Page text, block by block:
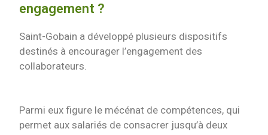
engagement ?
Saint-Gobain a développé plusieurs dispositifs
destinés à encourager l’engagement des
collaborateurs.
Parmi eux figure le mécénat de compétences, qui
permet aux salariés de consacrer jusqu’à deux